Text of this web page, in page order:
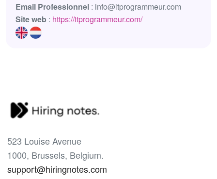
Email Professionnel : info@itprogrammeur.com
Site web : https://itprogrammeur.com/
523 Louise Avenue
1000, Brussels, Belgium.
support@hiringnotes.com